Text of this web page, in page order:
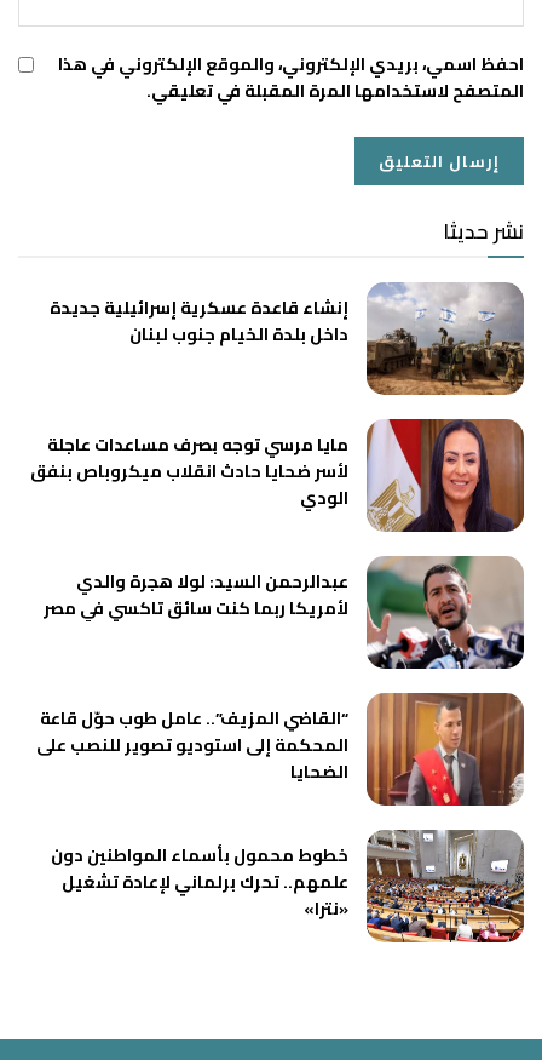
احفظ اسمي، بريدي الإلكتروني، والموقع الإلكتروني في هذا
المتصفح لاستخدامها المرة المقبلة في تعليقي.
نشر حديثا
إنشاء قاعدة عسكرية إسرائيلية جديدة
داخل بلدة الخيام جنوب لبنان
مايا مرسي توجه بصرف مساعدات عاجلة
لأسر ضحايا حادث انقلاب ميكروباص بنفق
الودي
عبدالرحمن السيد: لولا هجرة والدي
لأمريكا ربما كنت سائق تاكسي في مصر
“القاضي المزيف”.. عامل طوب حوّل قاعة
المحكمة إلى استوديو تصوير للنصب على
الضحايا
خطوط محمول بأسماء المواطنين دون
علمهم.. تحرك برلماني لإعادة تشغيل
«نترا»